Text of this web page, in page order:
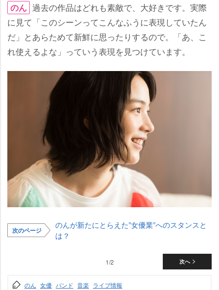
のん 過去の作品はどれも素敵で、大好きです。実際
に見て「このシーンってこんなふうに表現していたん
だ」とあらためて新鮮に思ったりするので。「あ、こ
れ使えるよな」っていう表現を見つけています。
次のページ
のんが新たにとらえた”女優業”へのスタンスと
は？
次へ
1/2
のん 女優 バンド 音楽 ライブ情報